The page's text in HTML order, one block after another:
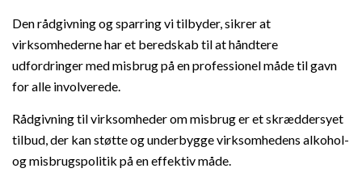
Den rådgivning og sparring vi tilbyder, sikrer at
virksomhederne har et beredskab til at håndtere
udfordringer med misbrug på en professionel måde til gavn
for alle involverede.
Rådgivning til virksomheder om misbrug er et skræddersyet
tilbud, der kan støtte og underbygge virksomhedens alkohol-
og misbrugspolitik på en effektiv måde.